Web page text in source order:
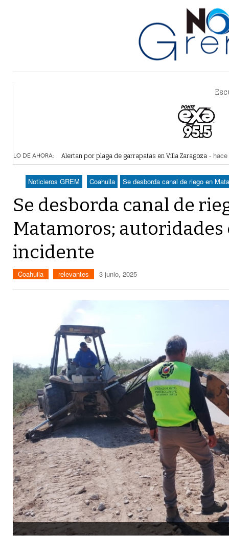
LO DE AHORA:
Reiteran estrategia para combate a la extorsión en
Por falta de agua, vecinos de Villa Zaragoza bloquearon
Plantean fideicomiso federal para operar Agua
Detienen a juez del Tribunal Superior de Justicia de
Noticieros GREM Coahuila Se desborda canal de riego en
Se desborda canal de
Matamoros;
incidente
Coahuila relevantes 3 junio, 2025